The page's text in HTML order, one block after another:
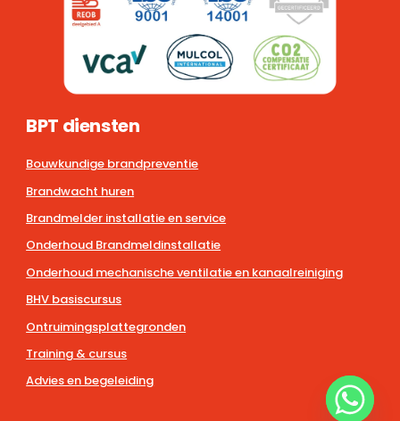
BPT diensten
Bouwkundige brandpreventie
Brandwacht huren
Brandmelder installatie en service
Onderhoud Brandmeldinstallatie
Onderhoud mechanische ventilatie en kanaalreiniging
BHV basiscursus
Ontruimingsplattegronden
Training & cursus
Advies en begeleiding